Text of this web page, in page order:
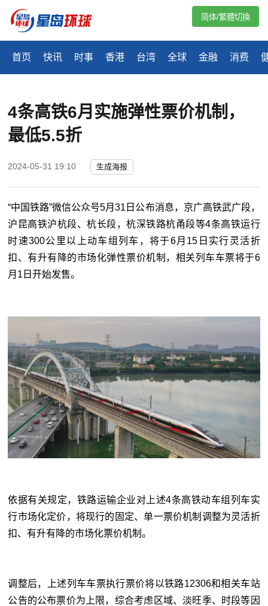
首页 快讯 时事 香港 台湾 全球 金融 消费
简体/繁體切換
4条高铁6月实施弹性票价机制，
最低5.5折
2024-05-31 19:10 生成海报
“中国铁路”微信公众号5月31日公布消息，京广高铁武广段，
沪昆高铁沪杭段、杭长段，杭深铁路杭甬段等4条高铁运行
时速300公里以上动车组列车，将于6月15日实行灵活折
扣、有升有降的市场化弹性票价机制，相关列车车票将于6
月1日开始发售。
依据有关规定，铁路运输企业对上述4条高铁动车组列车实
行市场化定价，将现行的固定、单一票价机制调整为灵活折
扣、有升有降的市场化票价机制。
调整后，上述列车车票执行票价将以铁路12306和相关车站
公告的公布票价为上限，综合考虑区域、淡旺季、时段等因